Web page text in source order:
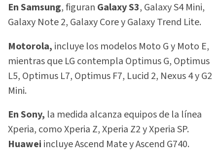
En Samsung, figuran Galaxy S3, Galaxy S4 Mini,
Galaxy Note 2, Galaxy Core y Galaxy Trend Lite.
Motorola, incluye los modelos Moto G y Moto E,
mientras que LG contempla Optimus G, Optimus
L5, Optimus L7, Optimus F7, Lucid 2, Nexus 4 y G2
Mini.
En Sony, la medida alcanza equipos de la línea
Xperia, como Xperia Z, Xperia Z2 y Xperia SP.
Huawei incluye Ascend Mate y Ascend G740.